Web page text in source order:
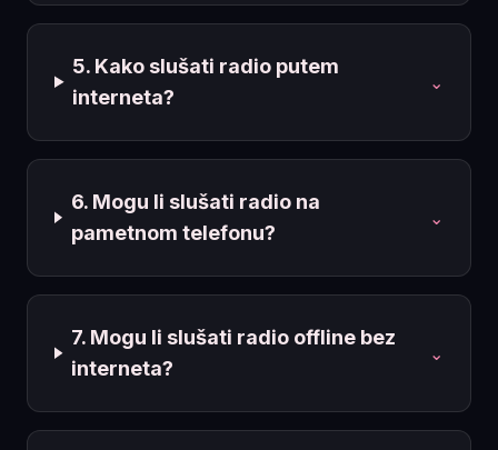
5. Kako slušati radio putem
interneta?
⌄
6. Mogu li slušati radio na
pametnom telefonu?
⌄
7. Mogu li slušati radio offline bez
interneta?
⌄